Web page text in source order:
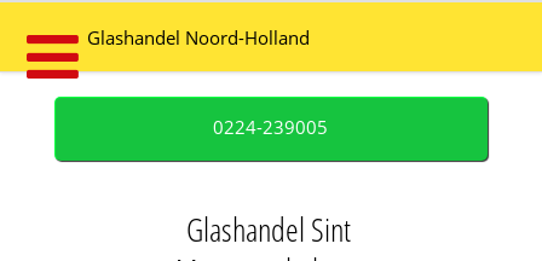
Glashandel Noord-Holland
0224-239005
Glashandel Sint